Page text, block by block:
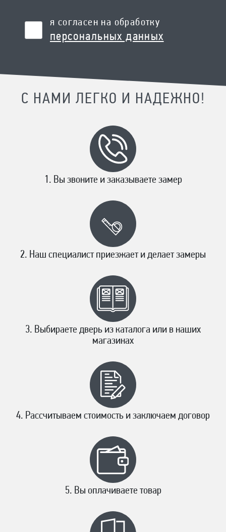
я согласен на обработку
персональных данных
С НАМИ ЛЕГКО И НАДЕЖНО!
Вы звоните и заказываете замер
Наш специалист приезжает и делает замеры
Выбираете дверь из каталога или в наших
магазинах
Рассчитываем стоимость и заключаем договор
Вы оплачиваете товар